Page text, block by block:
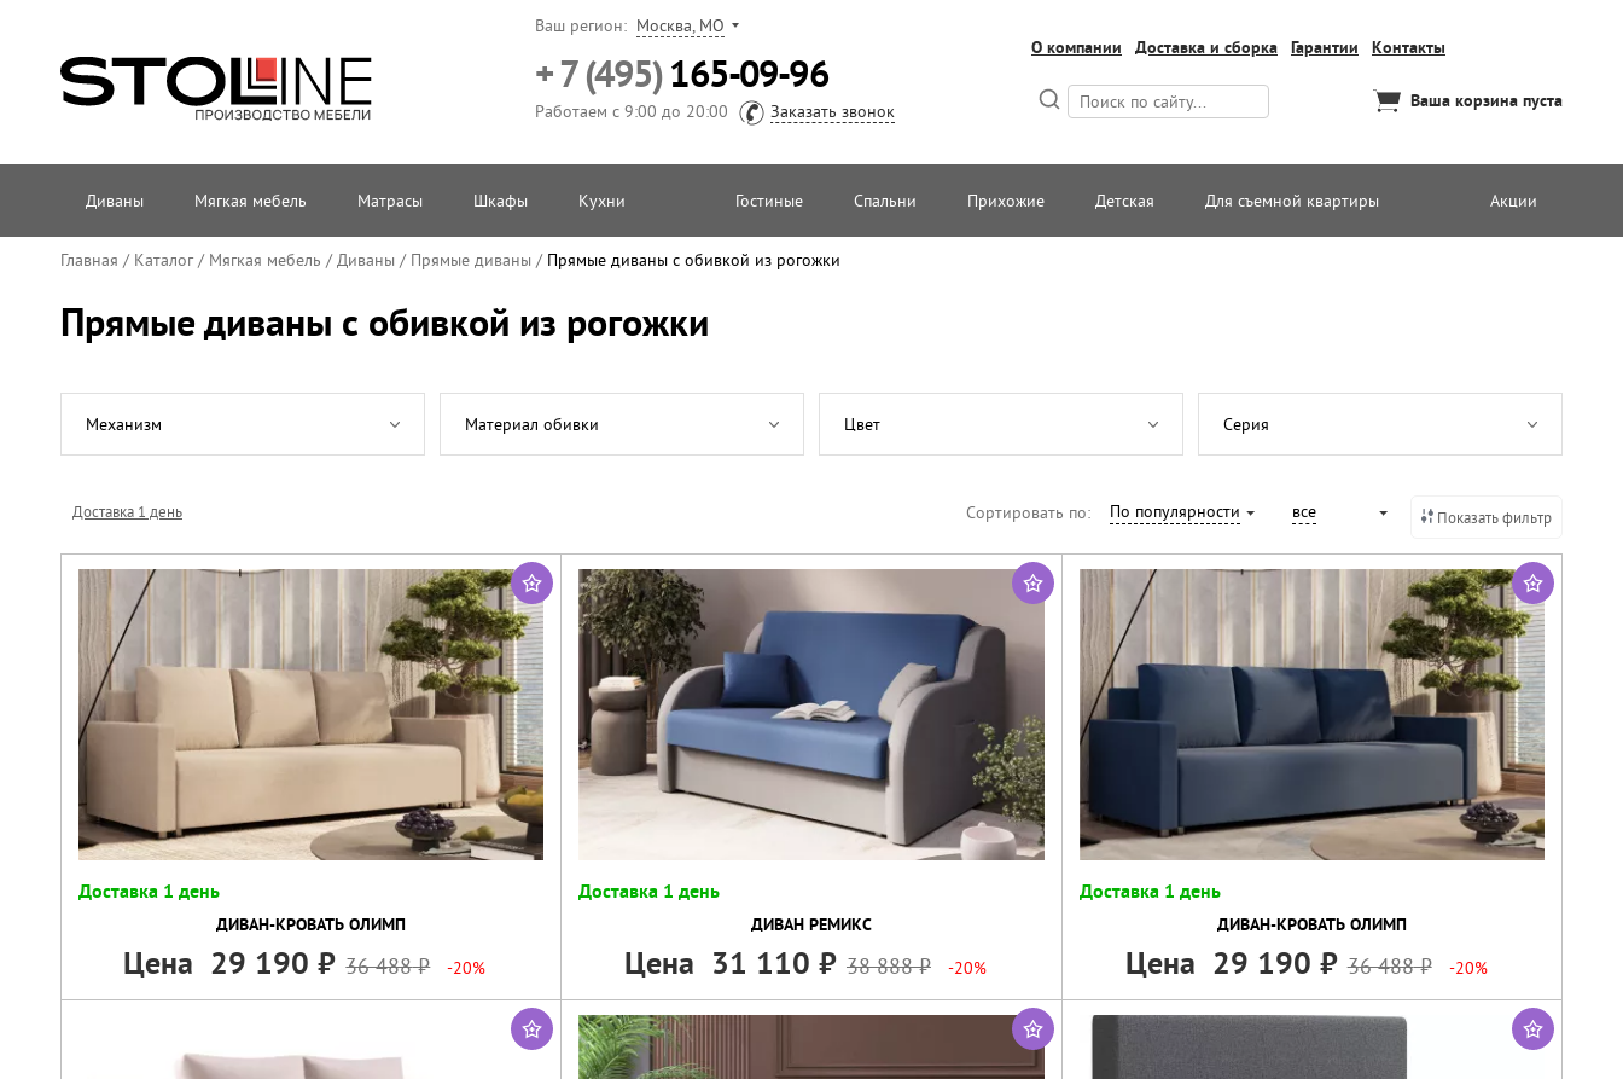
Ваш регион: Москва, МО
+ 7 (495)165-09-96
Работаем с 9:00 до 20:00 Заказать звонок
О компании Доставка и сборка Гарантии Контакты
Ваша корзина пуста
Диваны Мягкая мебель Матрасы Шкафы Кухни Гостиные Спальни Прихожие Детская Для съемной квартиры Акции
Главная / Каталог/ Мягкая мебель /Диваны / Прямые диваны / Прямые диваны с обивкой из рогожки
Прямые диваны с обивкой из рогожки
Механизм Материал обивки Цвет Серия
Доставка 1 день Сортировать по: По популярности все Показать фильтр
Доставка 1 день
ДИВАН-КРОВАТЬ ОЛИМП
Цена 29 190 36 488 -20%
Доставка 1 день
ДИВАН РЕМИКС
Цена 31 110 38 888 -20%
Доставка 1 день
ДИВАН-КРОВАТЬ ОЛИМП
Цена 29 190 36 488 -20%